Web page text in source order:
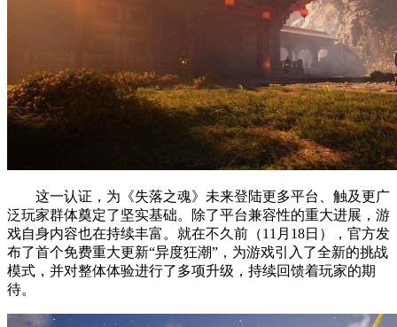
这一认证，为《失落之魂》未来登陆更多平台、触及更广
泛玩家群体奠定了坚实基础。除了平台兼容性的重大进展，游
戏自身内容也在持续丰富。就在不久前（11月18日），官方发
布了首个免费重大更新“异度狂潮”，为游戏引入了全新的挑战
模式，并对整体体验进行了多项升级，持续回馈着玩家的期
待。